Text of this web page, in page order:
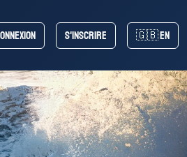
S'inscrire 🇬🇧 EN